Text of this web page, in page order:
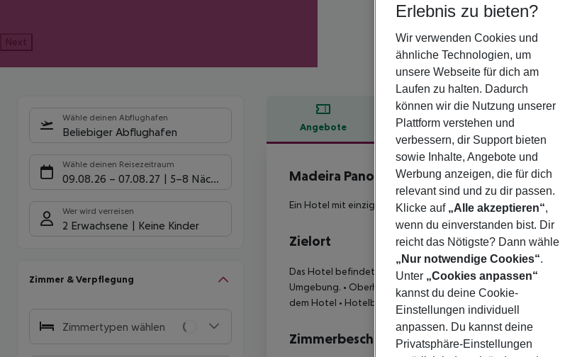
Next
Wähle deinen Abflughafen
Beliebiger Abflughafen
Wähle deinen Reisezeitraum
09.08.26 – 07.08.27 5-8 Nächte
Wer wird verreisen
2 Erwachsene Keine Kinder
Zimmer & Verpflegung
Zimmertypen wählen
Angebote Hotelbeschreibung
Hotelbeschreibung
Madeira Panoramico
4
Ein Hotel mit einzigartiger Lage und erstklassigem Service.
Zielort
Das Hotel befindet sich oberhalb von Funchal und bietet eine
Umgebung. • Oberhalb von Funchal mit Blick auf Stadt und Hafen
dem Hotel • Hotelbus (werktags) inklusive • Flughafen ca. 22 km
Zimmerbeschreibung
Erlebnis zu bieten?
Wir verwenden Cookies und
ähnliche Technologien, um
unsere Webseite für dich am
Laufen zu halten. Dadurch
können wir die Nutzung unserer
Plattform verstehen und
verbessern, dir Support bieten
sowie Inhalte, Angebote und
Werbung anzeigen, die für dich
relevant sind und zu dir passen.
Klicke auf „Alle akzeptieren“,
wenn du einverstanden bist. Dir
reicht das Nötigste? Dann wähle
„Nur notwendige Cookies“.
Unter „Cookies anpassen“
kannst du deine Cookie-
Einstellungen individuell
anpassen. Du kannst deine
Privatsphäre-Einstellungen